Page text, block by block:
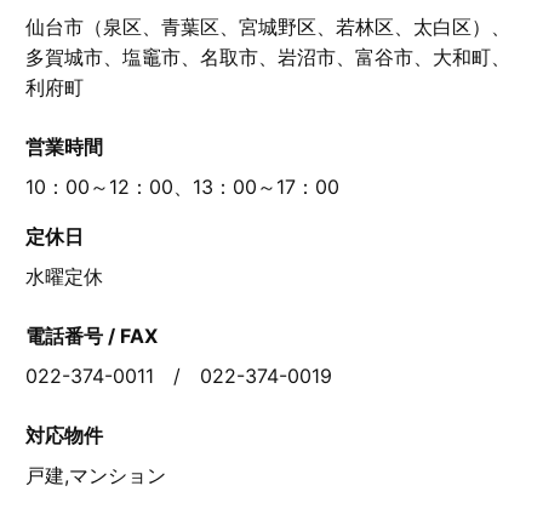
仙台市（泉区、青葉区、宮城野区、若林区、太白区）、
多賀城市、塩竈市、名取市、岩沼市、富谷市、大和町、
利府町
営業時間
10：00～12：00、13：00～17：00
定休日
水曜定休
電話番号 / FAX
022-374-0011 / 022-374-0019
対応物件
戸建,マンション